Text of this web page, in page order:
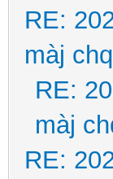
RE:
màj
RE:
màj
RE: